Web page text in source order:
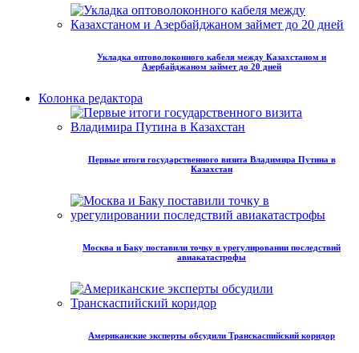
Укладка оптоволоконного кабеля между Казахстаном и
Азербайджаном займет до 20 дней
Колонка редактора
Первые итоги государственного визита Владимира Путина в
Казахстан
Москва и Баку поставили точку в урегулировании последствий
авиакатастрофы
Американские эксперты обсудили Транскаспийский коридор